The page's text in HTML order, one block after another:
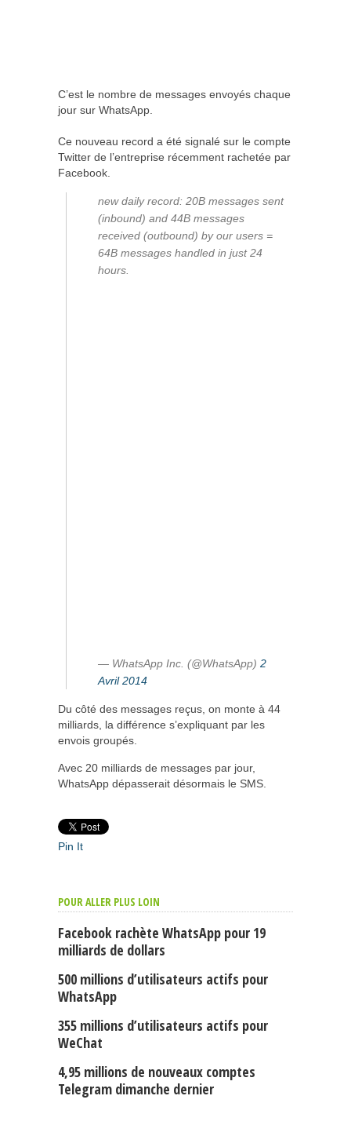
C’est le nombre de messages envoyés chaque
jour sur WhatsApp.
Ce nouveau record a été signalé sur le compte
Twitter de l’entreprise récemment rachetée par
Facebook.
new daily record: 20B messages sent
(inbound) and 44B messages
received (outbound) by our users =
64B messages handled in just 24
hours.
— WhatsApp Inc. (@WhatsApp) 2
Avril 2014
Du côté des messages reçus, on monte à 44
milliards, la différence s’expliquant par les
envois groupés.
Avec 20 milliards de messages par jour,
WhatsApp dépasserait désormais le SMS.
Pin It
POUR ALLER PLUS LOIN
Facebook rachète WhatsApp pour 19
milliards de dollars
500 millions d’utilisateurs actifs pour
WhatsApp
355 millions d’utilisateurs actifs pour
WeChat
4,95 millions de nouveaux comptes
Telegram dimanche dernier